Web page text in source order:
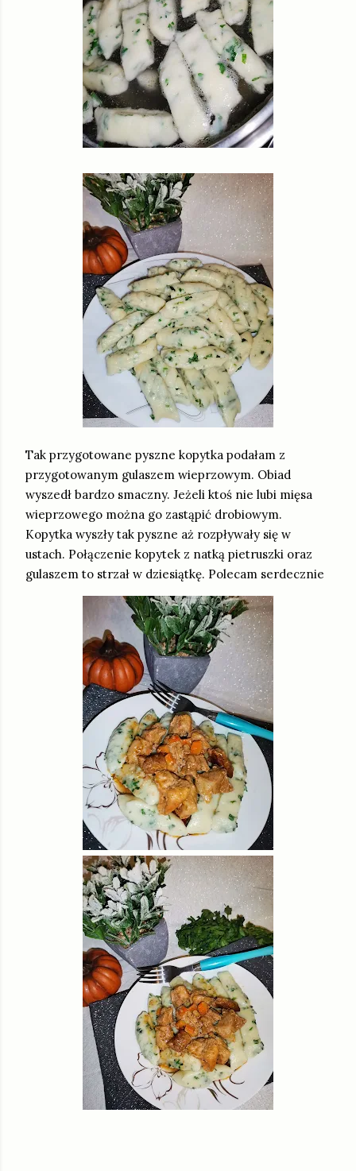
Tak przygotowane pyszne kopytka podałam z
przygotowanym gulaszem wieprzowym. Obiad
wyszedł bardzo smaczny. Jeżeli ktoś nie lubi mięsa
wieprzowego można go zastąpić drobiowym.
Kopytka wyszły tak pyszne aż rozpływały się w
ustach. Połączenie kopytek z natką pietruszki oraz
gulaszem to strzał w dziesiątkę. Polecam serdecznie